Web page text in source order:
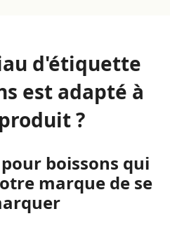
d'étiquette
est adapté à
?
boissons qui
marque de se